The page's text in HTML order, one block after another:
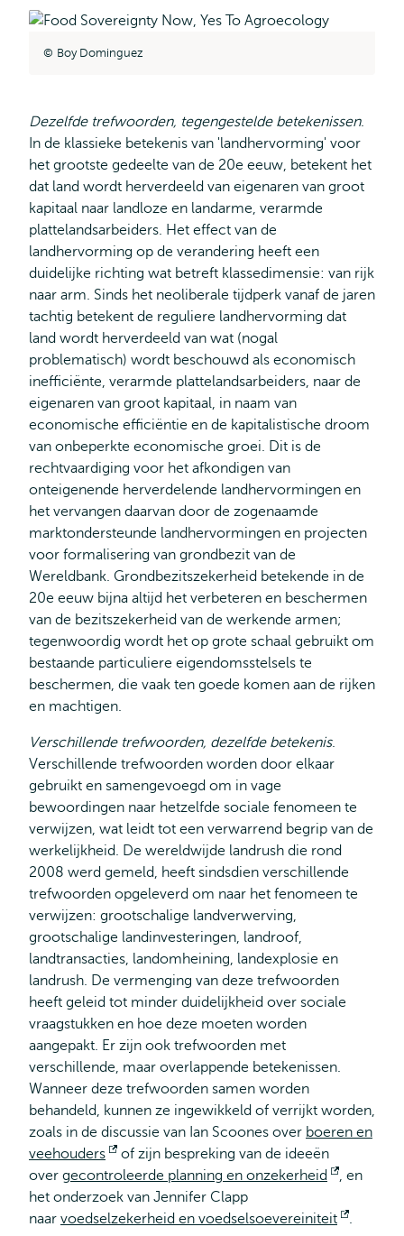
Boy Dominguez
Dezelfde trefwoorden, tegengestelde betekenissen.
In de klassieke betekenis van 'landhervorming' voor
het grootste gedeelte van de 20e eeuw, betekent het
dat land wordt herverdeeld van eigenaren van groot
kapitaal naar landloze en landarme, verarmde
plattelandsarbeiders. Het effect van de
landhervorming op de verandering heeft een
duidelijke richting wat betreft klassedimensie: van rijk
naar arm. Sinds het neoliberale tijdperk vanaf de jaren
tachtig betekent de reguliere landhervorming dat
land wordt herverdeeld van wat (nogal
problematisch) wordt beschouwd als economisch
inefficiënte, verarmde plattelandsarbeiders, naar de
eigenaren van groot kapitaal, in naam van
economische efficiëntie en de kapitalistische droom
van onbeperkte economische groei. Dit is de
rechtvaardiging voor het afkondigen van
onteigenende herverdelende landhervormingen en
het vervangen daarvan door de zogenaamde
marktondersteunde landhervormingen en projecten
voor formalisering van grondbezit van de
Wereldbank. Grondbezitszekerheid betekende in de
20e eeuw bijna altijd het verbeteren en beschermen
van de bezitszekerheid van de werkende armen;
tegenwoordig wordt het op grote schaal gebruikt om
bestaande particuliere eigendomsstelsels te
beschermen, die vaak ten goede komen aan de rijken
en machtigen.
Verschillende trefwoorden, dezelfde betekenis.
Verschillende trefwoorden worden door elkaar
gebruikt en samengevoegd om in vage
bewoordingen naar hetzelfde sociale fenomeen te
verwijzen, wat leidt tot een verwarrend begrip van de
werkelijkheid. De wereldwijde landrush die rond
2008 werd gemeld, heeft sindsdien verschillende
trefwoorden opgeleverd om naar het fenomeen te
verwijzen: grootschalige landverwerving,
grootschalige landinvesteringen, landroof,
landtransacties, landomheining, landexplosie en
landrush. De vermenging van deze trefwoorden
heeft geleid tot minder duidelijkheid over sociale
vraagstukken en hoe deze moeten worden
aangepakt. Er zijn ook trefwoorden met
verschillende, maar overlappende betekenissen.
Wanneer deze trefwoorden samen worden
behandeld, kunnen ze ingewikkeld of verrijkt worden,
zoals in de discussie van Ian Scoones over boeren en
veehouders
Opent
extern
of zijn bespreking van de ideeën
over gecontroleerde planning en onzekerheid
Opent
, en
het onderzoek van Jennifer Clapp
naar voedselzekerheid en voedselsoevereiniteit
Opent
.